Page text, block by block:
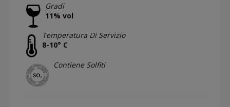
Gradi
11% vol
Temperatura Di Servizio
8-10° C
Contiene Solfiti